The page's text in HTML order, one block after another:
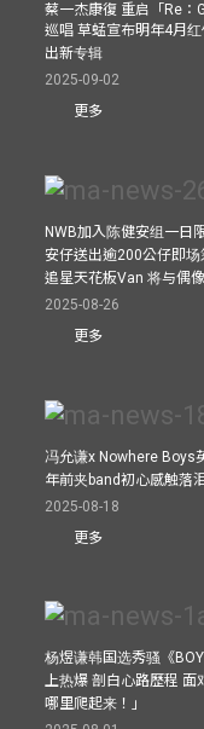
蔡一杰康復 重启「Re：
巡唱 草蜢宣布明年4月
出新专辑
2025-09-02
更多
NWB加入陈健安组一日
安仔送出逾200公仔即
追星天花板Van 将与偶
2025-08-26
更多
冯允谦x Nowhere Boys
年前夹band初心感触落
2025-08-18
更多
杨煜谦韩国选秀骚《
上热爆 剖白心路歷程 面
哪里爬起来！」